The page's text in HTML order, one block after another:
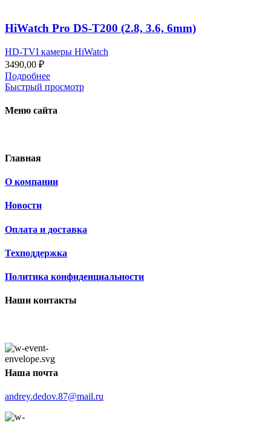
HiWatch Pro DS-T200 (2.8, 3.6, 6mm)
HD-TVI камеры HiWatch
3490,00 ₽
Подробнее
Быстрый просмотр
Меню сайта
Главная
О компании
Новости
Оплата и доставка
Техподдержка
Политика конфиденциальности
Наши контакты
Наша почта
andrey.dedov.87@mail.ru